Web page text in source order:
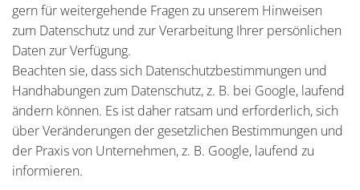
gern für weitergehende Fragen zu unserem Hinweisen
zum Datenschutz und zur Verarbeitung Ihrer persönlichen
Daten zur Verfügung.
Beachten sie, dass sich Datenschutzbestimmungen und
Handhabungen zum Datenschutz, z. B. bei Google, laufend
ändern können. Es ist daher ratsam und erforderlich, sich
über Veränderungen der gesetzlichen Bestimmungen und
der Praxis von Unternehmen, z. B. Google, laufend zu
informieren.